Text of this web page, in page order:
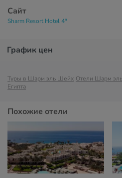
Сайт
Sharm Resort Hotel 4*
График цен
Туры в Шарм эль Шейх Отели Шарм
Египта
Похожие отели